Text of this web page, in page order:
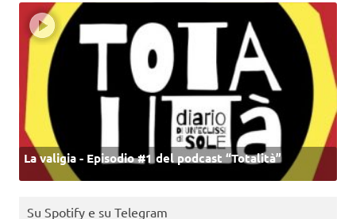
La valigia - Episodio #1 del podcast “Totalità”
Su Spotify e su Telegram